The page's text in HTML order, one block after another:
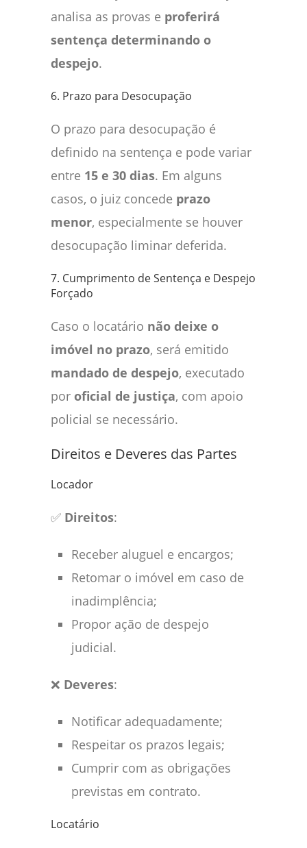
analisa as provas e proferirá
sentença determinando o
despejo.
6. Prazo para Desocupação
O prazo para desocupação é
definido na sentença e pode variar
entre 15 e 30 dias. Em alguns
casos, o juiz concede prazo
menor, especialmente se houver
desocupação liminar deferida.
7. Cumprimento de Sentença e Despejo
Forçado
Caso o locatário não deixe o
imóvel no prazo, será emitido
mandado de despejo, executado
por oficial de justiça, com apoio
policial se necessário.
Direitos e Deveres das Partes
Locador
✅ Direitos:
Receber aluguel e encargos;
Retomar o imóvel em caso de
inadimplência;
Propor ação de despejo
judicial.
❌ Deveres:
Notificar adequadamente;
Respeitar os prazos legais;
Cumprir com as obrigações
previstas em contrato.
Locatário